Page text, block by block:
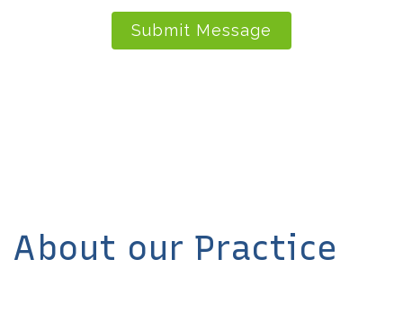
Submit Message
About our Practice